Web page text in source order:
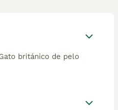
británico de pelo